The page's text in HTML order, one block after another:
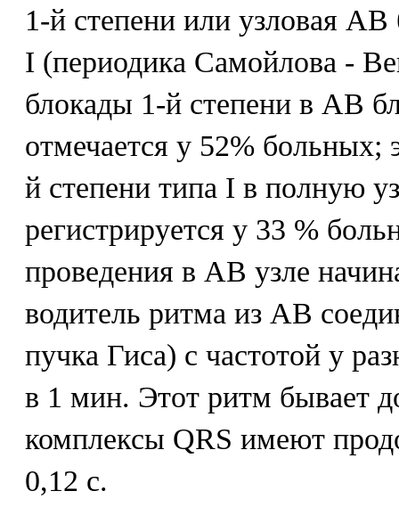
1-й степени или узловая АВ
I (периодика Самойлова -
блокады 1-й степени в АВ
отмечается у 52%
й степени типа I в полную
регистрируется у 33 %
проведения в АВ узле
водитель ритма из АВ
пучка Гиса) с частотой у
в 1 мин. Этот ритм бывает
комплексы QRS имеют
0,12 с.